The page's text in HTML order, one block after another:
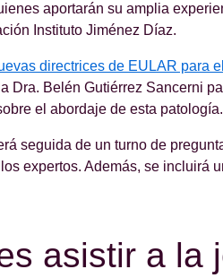
aportarán su amplia
Instituto Jiménez Díaz.
directrices de EULAR para
Dra. Belén Gutiérrez Sancerni
el abordaje de esta patología.
seguida de un turno de
expertos. Además, se incluirá
asistir a la